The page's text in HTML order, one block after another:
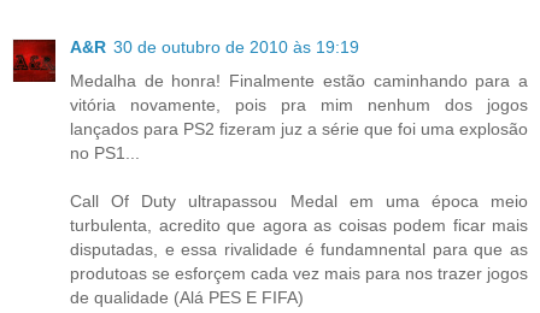
A&R 30 de outubro de 2010 às 19:19
Medalha de honra! Finalmente estão caminhando para a
vitória novamente, pois pra mim nenhum dos jogos
lançados para PS2 fizeram juz a série que foi uma explosão
no PS1...
Call Of Duty ultrapassou Medal em uma época meio
turbulenta, acredito que agora as coisas podem ficar mais
disputadas, e essa rivalidade é fundamnental para que as
produtoas se esforçem cada vez mais para nos trazer jogos
de qualidade (Alá PES E FIFA)